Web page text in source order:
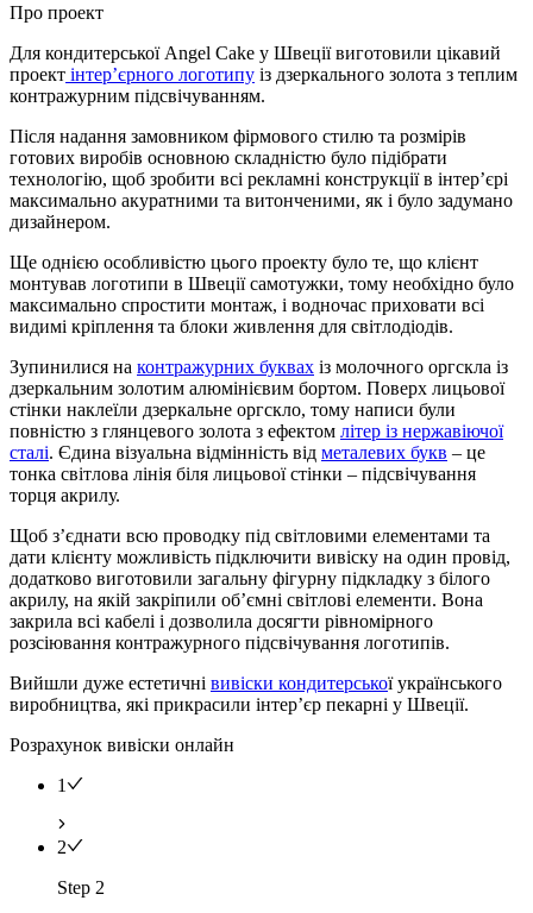
Про проект
Для кондитерської Angel Cake у Швеції виготовили цікавий
проект інтер’єрного логотипу із дзеркального золота з теплим
контражурним підсвічуванням.
Після надання замовником фірмового стилю та розмірів
готових виробів основною складністю було підібрати
технологію, щоб зробити всі рекламні конструкції в інтер’єрі
максимально акуратними та витонченими, як і було задумано
дизайнером.
Ще однією особливістю цього проекту було те, що клієнт
монтував логотипи в Швеції самотужки, тому необхідно було
максимально спростити монтаж, і водночас приховати всі
видимі кріплення та блоки живлення для світлодіодів.
Зупинилися на контражурних буквах із молочного оргскла із
дзеркальним золотим алюмінієвим бортом. Поверх лицьової
стінки наклеїли дзеркальне оргскло, тому написи були
повністю з глянцевого золота з ефектом літер із нержавіючої
сталі. Єдина візуальна відмінність від металевих букв – це
тонка світлова лінія біля лицьової стінки – підсвічування
торця акрилу.
Щоб з’єднати всю проводку під світловими елементами та
дати клієнту можливість підключити вивіску на один провід,
додатково виготовили загальну фігурну підкладку з білого
акрилу, на якій закріпили об’ємні світлові елементи. Вона
закрила всі кабелі і дозволила досягти рівномірного
розсіювання контражурного підсвічування логотипів.
Вийшли дуже естетичні вивіски кондитерської українського
виробництва, які прикрасили інтер’єр пекарні у Швеції.
Розрахунок вивіски онлайн
1
2
Step 2